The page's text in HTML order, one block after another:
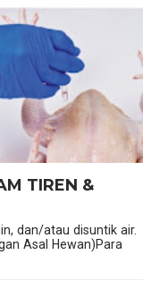
TIREN &
dan/atau disuntik air.
Asal Hewan)Para